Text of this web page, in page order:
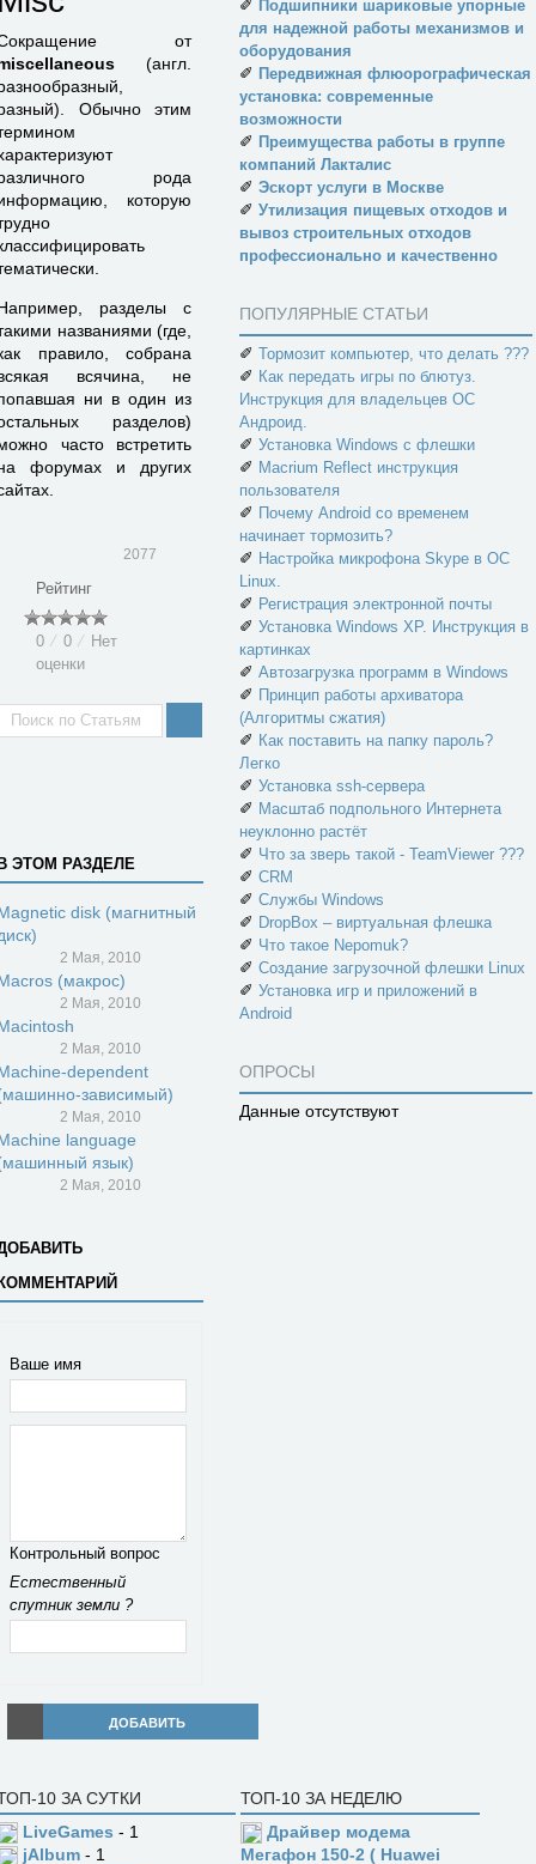
от
(англ.
Обычно этим
рода
которую
разделы с
названиями (где,
правило, собрана
всячина, не
ни в один из
разделов)
часто встретить
форумах и других
2077
Рейтинг
0 ⁄ 0 ⁄ Нет
оценки
ЭТОМ РАЗДЕЛЕ
disk (магнитный
2 Мая, 2010
(макрос)
2 Мая, 2010
2 Мая, 2010
dependent
зависимый)
2 Мая, 2010
language
язык)
2 Мая, 2010
Ваше имя
Контрольный вопрос
Естественный
спутник земли ?
ДОБАВИТЬ
✐ Подшипники шариковые упорные
для надежной работы механизмов и
оборудования
✐ Передвижная флюорографическая
установка: современные
возможности
✐ Преимущества работы в группе
компаний Лакталис
✐ Эскорт услуги в Москве
✐ Утилизация пищевых отходов и
вывоз строительных отходов
профессионально и качественно
ПОПУЛЯРНЫЕ СТАТЬИ
✐ Тормозит компьютер, что делать ???
✐ Как передать игры по блютуз.
Инструкция для владельцев ОС
Андроид.
✐ Установка Windows с флешки
✐ Macrium Reflect инструкция
пользователя
✐ Почему Android со временем
начинает тормозить?
✐ Настройка микрофона Skype в ОС
Linux.
✐ Регистрация электронной почты
✐ Установка Windows XP. Инструкция в
картинках
✐ Автозагрузка программ в Windows
✐ Принцип работы архиватора
(Алгоритмы сжатия)
✐ Как поставить на папку пароль?
Легко
✐ Установка ssh-сервера
✐ Масштаб подпольного Интернета
неуклонно растёт
✐ Что за зверь такой - TeamViewer ???
✐ CRM
✐ Службы Windows
✐ DropBox – виртуальная флешка
✐ Что такое Nepomuk?
✐ Создание загрузочной флешки Linux
✐ Установка игр и приложений в
Android
ОПРОСЫ
Данные отсутствуют
10 ЗА СУТКИ
LiveGames - 1
jAlbum - 1
ТОП-10 ЗА НЕДЕЛЮ
Драйвер модема
Мегафон 150-2 ( Huawei